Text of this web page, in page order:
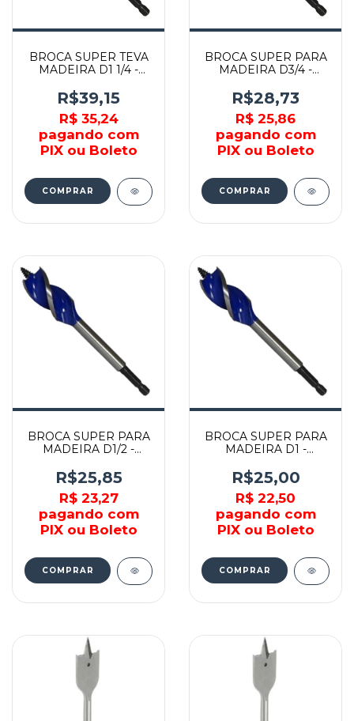
BROCA SUPER TEVA
MADEIRA D1 1/4 -
R$39,15
R$ 35,24
pagando com
PIX ou Boleto
BROCA SUPER PARA
MADEIRA D3/4 -
R$28,73
R$ 25,86
pagando com
PIX ou Boleto
BROCA SUPER PARA
MADEIRA D1/2 -
R$25,85
R$ 23,27
pagando com
PIX ou Boleto
BROCA SUPER PARA
MADEIRA D1 -
R$25,00
R$ 22,50
pagando com
PIX ou Boleto